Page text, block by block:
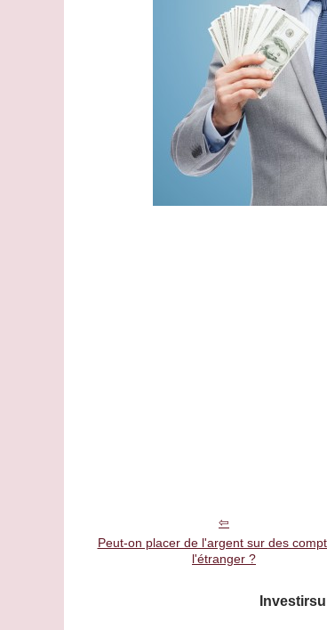
Peut-on placer de l'argent sur des
l'étranger ?